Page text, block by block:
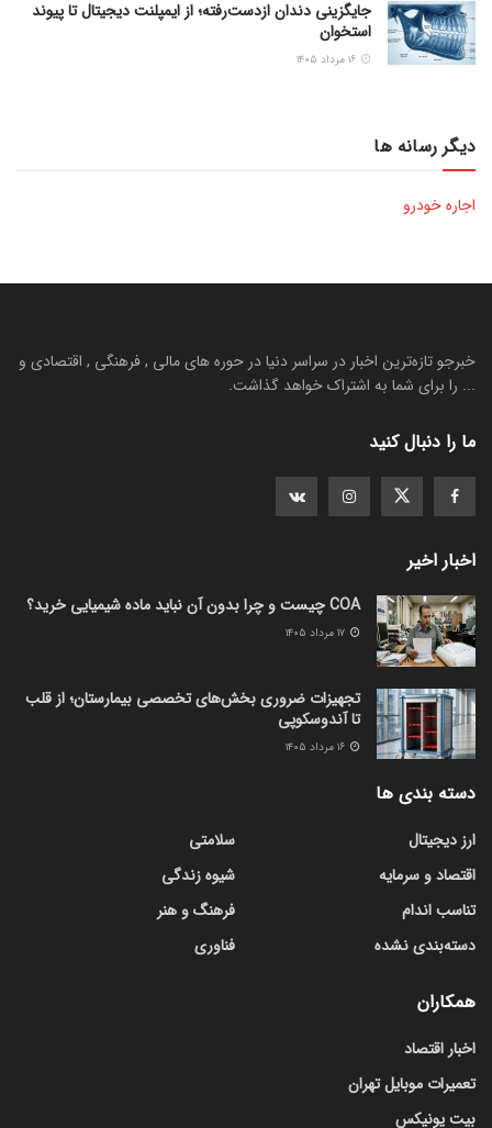
جایگزینی دندان ازدست‌رفته؛ از ایمپلنت دیجیتال تا پیوند
استخوان
دیگر رسانه ها
اجاره خودرو
خبرجو تازه‌ترین اخبار در سراسر دنیا در حوره های مالی , فرهنگی , اقتصادی و
... را برای شما به اشتراک خواهد گذاشت.
ما را دنبال کنید
اخبار اخیر
COA چیست و چرا بدون آن نباید ماده شیمیایی خرید؟
تجهیزات ضروری بخش‌های تخصصی بیمارستان؛ از قلب
تا آندوسکوپی
دسته بندی ها
ارز دیجیتال
اقتصاد و سرمایه
تناسب اندام
دسته‌بندی نشده
سلامتی
شیوه زندگی
فرهنگ و هنر
فناوری
همکاران
اخبار اقتصاد
تعمیرات موبایل تهران
بیت یونیکس